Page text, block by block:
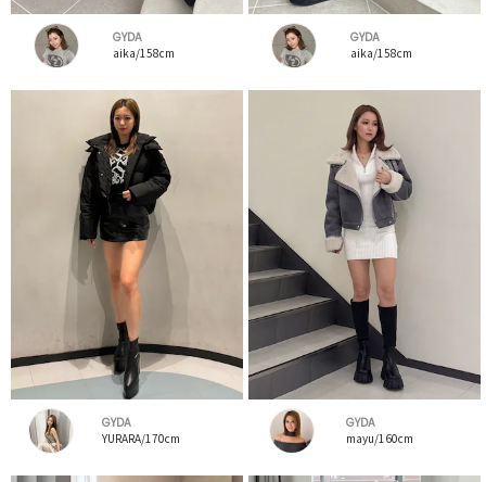
GYDA
aika/158cm
GYDA
aika/158cm
GYDA
YURARA/170cm
GYDA
mayu/160cm